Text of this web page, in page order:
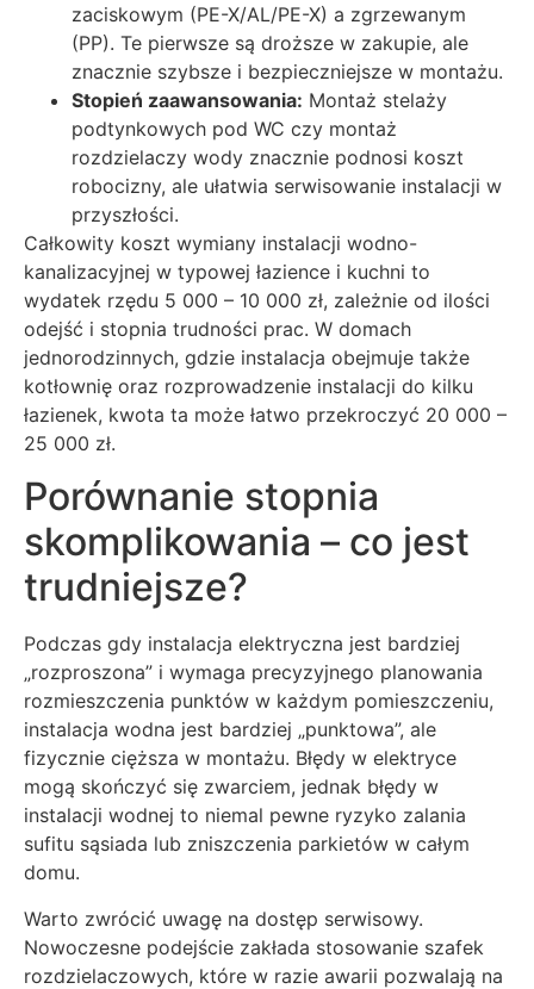
zaciskowym (PE-X/AL/PE-X) a zgrzewanym
(PP). Te pierwsze są droższe w zakupie, ale
znacznie szybsze i bezpieczniejsze w montażu.
Stopień zaawansowania: Montaż stelaży
podtynkowych pod WC czy montaż
rozdzielaczy wody znacznie podnosi koszt
robocizny, ale ułatwia serwisowanie instalacji w
przyszłości.
Całkowity koszt wymiany instalacji wodno-
kanalizacyjnej w typowej łazience i kuchni to
wydatek rzędu 5 000 – 10 000 zł, zależnie od ilości
odejść i stopnia trudności prac. W domach
jednorodzinnych, gdzie instalacja obejmuje także
kotłownię oraz rozprowadzenie instalacji do kilku
łazienek, kwota ta może łatwo przekroczyć 20 000 –
25 000 zł.
Porównanie stopnia
skomplikowania – co jest
trudniejsze?
Podczas gdy instalacja elektryczna jest bardziej
„rozproszona” i wymaga precyzyjnego planowania
rozmieszczenia punktów w każdym pomieszczeniu,
instalacja wodna jest bardziej „punktowa”, ale
fizycznie cięższa w montażu. Błędy w elektryce
mogą skończyć się zwarciem, jednak błędy w
instalacji wodnej to niemal pewne ryzyko zalania
sufitu sąsiada lub zniszczenia parkietów w całym
domu.
Warto zwrócić uwagę na dostęp serwisowy.
Nowoczesne podejście zakłada stosowanie szafek
rozdzielaczowych, które w razie awarii pozwalają na